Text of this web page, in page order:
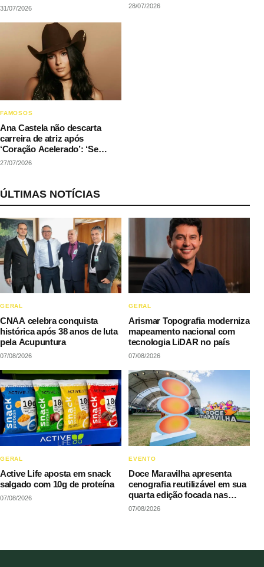
31/07/2026 28/07/2026
FAMOSOS
Ana Castela não descarta
carreira de atriz após
‘Coração Acelerado’: ‘Se
couber na agenda’
27/07/2026
ÚLTIMAS NOTÍCIAS
GERAL
CNAA celebra conquista
histórica após 38 anos de luta
pela Acupuntura
07/08/2026
GERAL
Arismar Topografia moderniza
mapeamento nacional com
tecnologia LiDAR no país
07/08/2026
GERAL
Active Life aposta em snack
salgado com 10g de proteína
07/08/2026
EVENTO
Doce Maravilha apresenta
cenografia reutilizável em sua
quarta edição focada nas
manifestações populares
07/08/2026